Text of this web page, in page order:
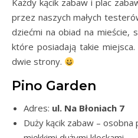
Każdy kącik zabaw i plac
przez naszych małych
dziećmi na obiad na mieście,
które posiadają takie
dwie strony.
Pino Garden
Adres: ul. Na Błoniach 7
Duży kącik zabaw – osobna